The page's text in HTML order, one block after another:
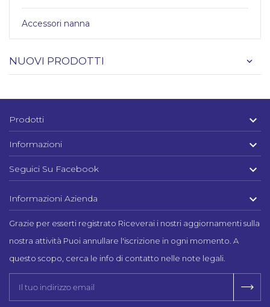
Accessori nanna
NUOVI PRODOTTI
Informazioni Azienda 
Grazie per esserti registrato Riceverai i nostri aggiornamenti sulla
nostra attività Puoi annullare l'iscrizione in ogni momento. A
questo scopo, cerca le info di contatto nelle note legali.
Prodotti 
Informazioni 
Seguici Su Facebook 